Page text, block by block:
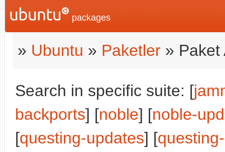
packages
» Ubuntu » Paketler » Paket
Search in specific suite: [
backports] [noble] [noble-
[questing-updates] [